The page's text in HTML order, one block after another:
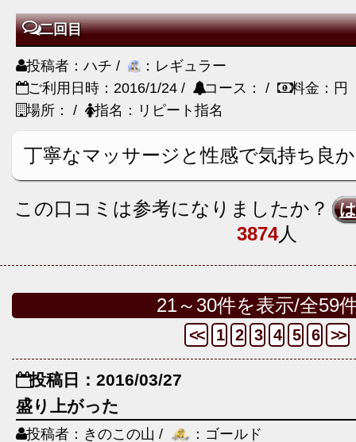
二回目
投稿者：ハチ /
：レギュラー
ご利用日時：2016/1/24 /
コース： /
料金：円
場所： /
指名：リピート指名
丁寧なマッサージと性感で気持ち良
この口コミは参考になりましたか？
3874人
21～30件を表示/全59
<< 1 2 3 4 5 6 >>
投稿日：2016/03/27
盛り上がった
投稿者：きのこの山 /
：ゴールド